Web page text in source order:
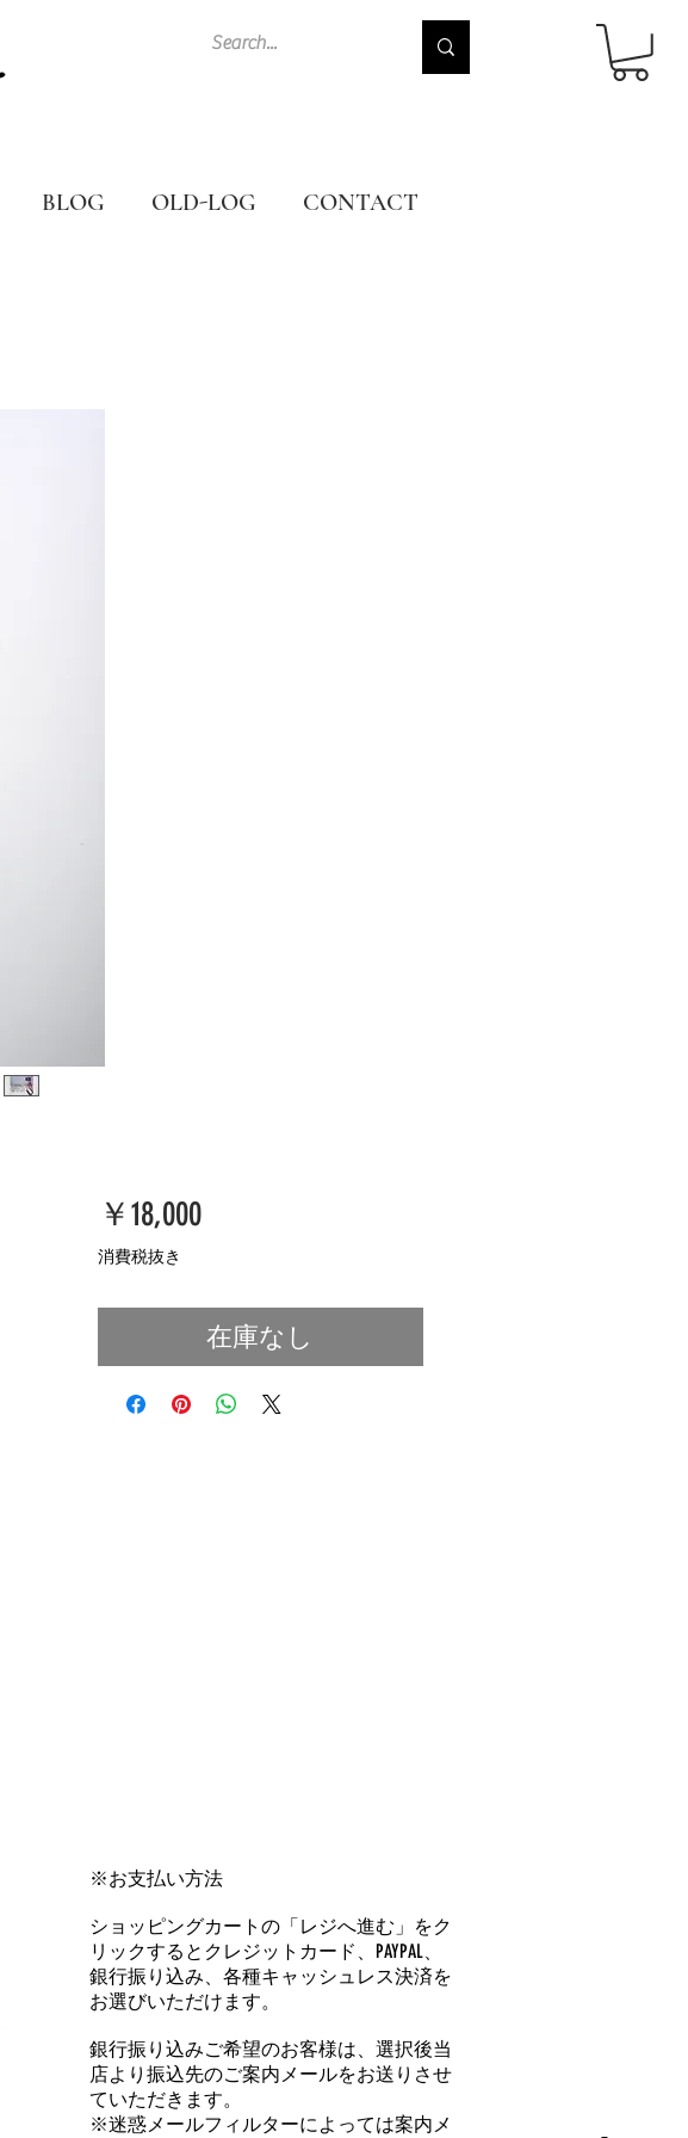
BLOG OLD-LOG CONTACT
￥18,000価
消費税抜き
在庫なし
※お支払い方法
ショッピングカートの「レジへ進む」をク
リックするとクレジットカード、PAYPAL、
銀行振り込み、各種キャッシュレス決済を
お選びいただけます。
銀行振り込みご希望のお客様は、選択後当
店より振込先のご案内メールをお送りさせ
ていただきます。
※迷惑メールフィルターによっては案内メ